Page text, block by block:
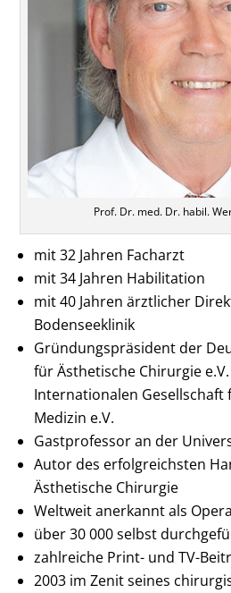
Prof. Dr. med. Dr. habil.
mit 32 Jahren Facharzt
mit 34 Jahren Habilitation
mit 40 Jahren ärztlicher
Bodenseeklinik
Gründungspräsident der
für Ästhetische Chirurgie
Internationalen Gesellschaft
Medizin e.V.
Gastprofessor an der
Autor des erfolgreichsten
Ästhetische Chirurgie
Weltweit anerkannt als
über 30 000 selbst
zahlreiche Print- und TV-
2003 im Zenit seines